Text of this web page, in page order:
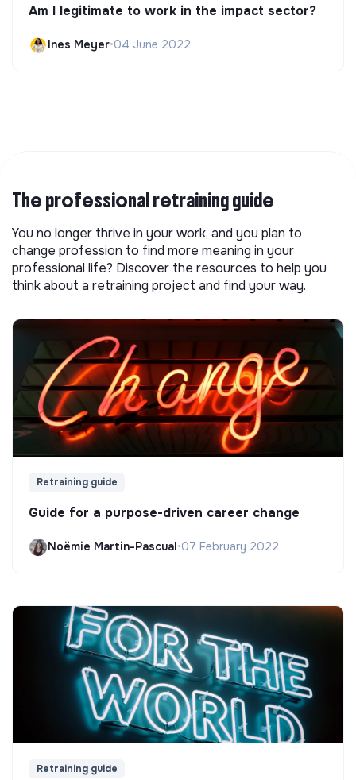
Am I legitimate to work in the impact sector?
Ines Meyer•04 June 2022
The professional retraining guide
You no longer thrive in your work, and you plan to
change profession to find more meaning in your
professional life? Discover the resources to help you
think about a retraining project and find your way.
Retraining guide
Guide for a purpose-driven career change
Noëmie Martin-Pascual•07 February 2022
Retraining guide